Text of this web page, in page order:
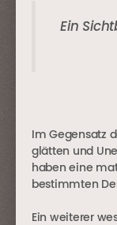
Ein
Im Gegensatz
glätten und
haben eine
bestimmten
Ein weiterer